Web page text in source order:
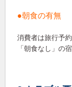
●朝食の有無
消費者は旅行予
「朝食なし」の